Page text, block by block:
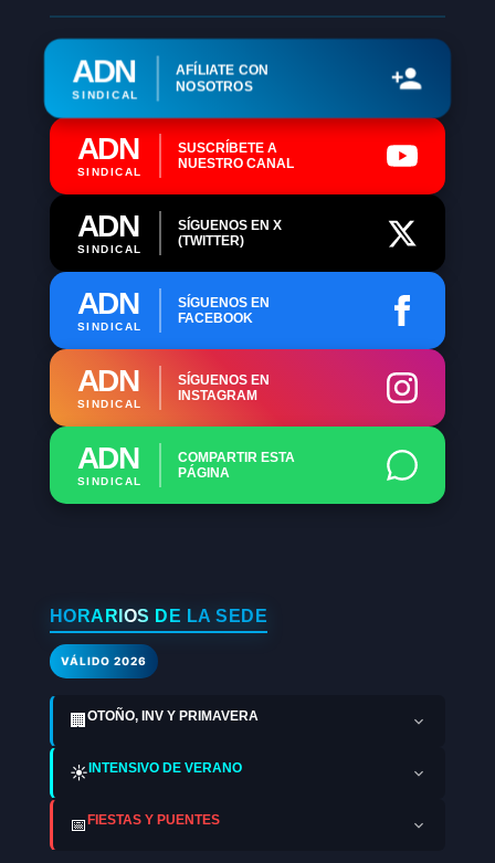
ADN
SINDICAL
AFÍLIATE CON
NOSOTROS
ADN
SINDICAL
SUSCRÍBETE A
NUESTRO CANAL
ADN
SINDICAL
SÍGUENOS EN X
(TWITTER)
ADN
SINDICAL
SÍGUENOS EN
FACEBOOK
ADN
SINDICAL
SÍGUENOS EN
INSTAGRAM
ADN
SINDICAL
COMPARTIR ESTA
PÁGINA
HORARIOS DE LA SEDE
VÁLIDO 2026
🏢 OTOÑO, INV Y PRIMAVERA
☀️INTENSIVO DE VERANO
📅FIESTAS Y PUENTES